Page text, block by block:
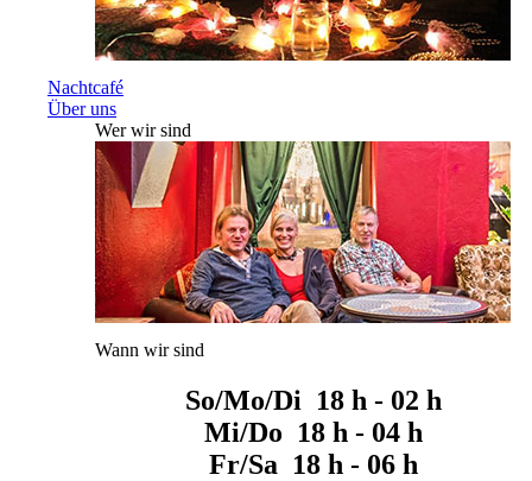
Nachtcafé
Über uns
Wer wir sind
Wann wir sind
So/Mo/Di 18 h - 02 h
Mi/Do 18 h - 04 h
Fr/Sa 18 h - 06 h